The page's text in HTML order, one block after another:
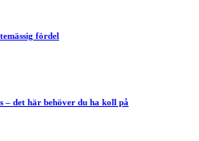
fördel
– det här behöver du ha koll på